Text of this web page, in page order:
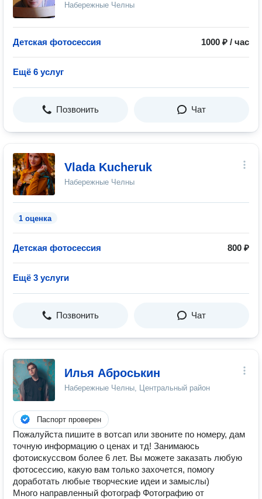
Набережные Челны
Детская фотосессия 1000 ₽ / час
Ещё 6 услуг
Позвонить Чат
Vlada Kucheruk
Набережные Челны
1 оценка
Детская фотосессия 800 ₽
Ещё 3 услуги
Позвонить Чат
Илья Аброськин
Набережные Челны, Центральный район
Паспорт проверен
Пожалуйста пишите в вотсап или звоните по номеру, дам
точную информацию о ценах и тд! Занимаюсь
фотоискуссвом более 6 лет. Вы можете заказать любую
фотосессию, какую вам только захочется, помогу
доработать любые творческие идеи и замыслы)
Много направленный фотограф Фотографию от